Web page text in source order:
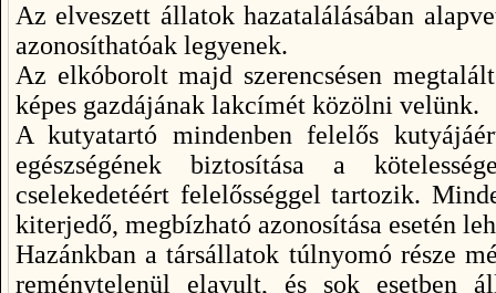
Az elveszett állatok hazatalálásában
azonosíthatóak legyenek.
Az elkóborolt majd szerencsésen
képes gazdájának lakcímét közölni velünk.
A kutyatartó mindenben felelős
egészségének biztosítása a
cselekedetéért felelősséggel tartozik.
kiterjedő, megbízható azonosítása esetén
Hazánkban a társállatok túlnyomó része
reménytelenül elavult, és sok esetben